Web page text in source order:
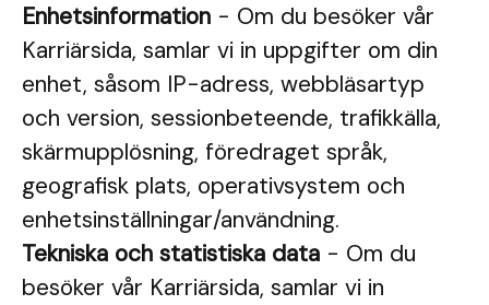
Enhetsinformation - Om du besöker vår
Karriärsida, samlar vi in uppgifter om din
enhet, såsom IP-adress, webbläsartyp
och version, sessionbeteende, trafikkälla,
skärmupplösning, föredraget språk,
geografisk plats, operativsystem och
enhetsinställningar/användning.
Tekniska och statistiska data - Om du
besöker vår Karriärsida, samlar vi in